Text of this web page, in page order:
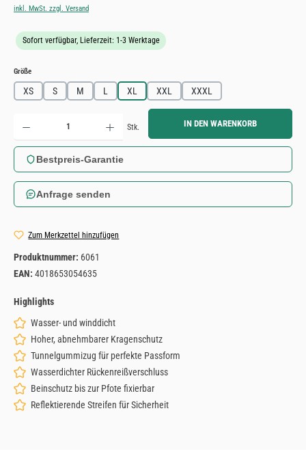
inkl. MwSt. zzgl. Versand
Sofort verfügbar, Lieferzeit: 1-3 Werktage
Größeauswählen
XS S M L XL XXL XXXL
Produkt Anzahl: Gib den gewünschten Wert ein oder benutze die Schaltflächen um die Anzahl zu
Stk. IN DEN WARENKORB
Bestpreis-Garantie
Anfrage senden
Zum Merkzettel hinzufügen
Produktnummer: 6061
EAN: 4018653054635
Highlights
Wasser- und winddicht
Hoher, abnehmbarer Kragenschutz
Tunnelgummizug für perfekte Passform
Wasserdichter Rückenreißverschluss
Beinschutz bis zur Pfote fixierbar
Reflektierende Streifen für Sicherheit